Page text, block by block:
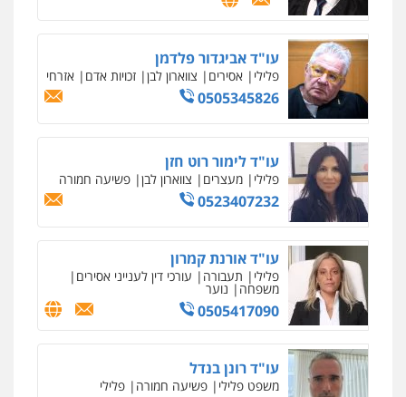
עו"ד אביגדור פלדמן
פלילי אסירים צווארון לבן זכויות אדם אזרחי
0505345826
עו"ד לימור רוט חזן
פלילי מעצרים צווארון לבן פשיעה חמורה
0523407232
עו"ד אורנת קמרון
פלילי תעבורה עורכי דין לענייני אסירים
משפחה נוער
0505417090
עו"ד רונן בנדל
משפט פלילי פשיעה חמורה פלילי
ניר קידר – צלם
צילום עורכי דין שירותים מקצועיים לעורכי
0504578527
מחיקת כתבות מגוגל ודחיקת אזכורים
0522508109
מהירות הגנה גיבוי תמיכה שירותים
מקצועיים לעורכי דין
מרכז התחלה חדשה
אסירים עבירות מין שירותים מקצועיים
0544500346